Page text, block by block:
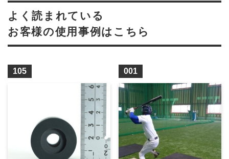
よく読まれている
お客様の使用事例はこちら
105 001